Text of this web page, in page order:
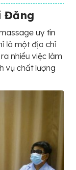
Đăng
uy tín
là một địa chỉ
nhiều việc làm
vụ chất lượng